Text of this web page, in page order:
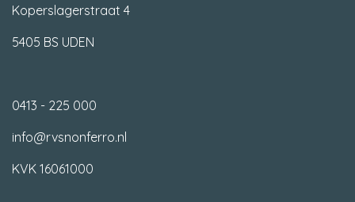
Koperslagerstraat 4
5405 BS UDEN
0413 - 225 000
info@rvsnonferro.nl
KVK 16061000